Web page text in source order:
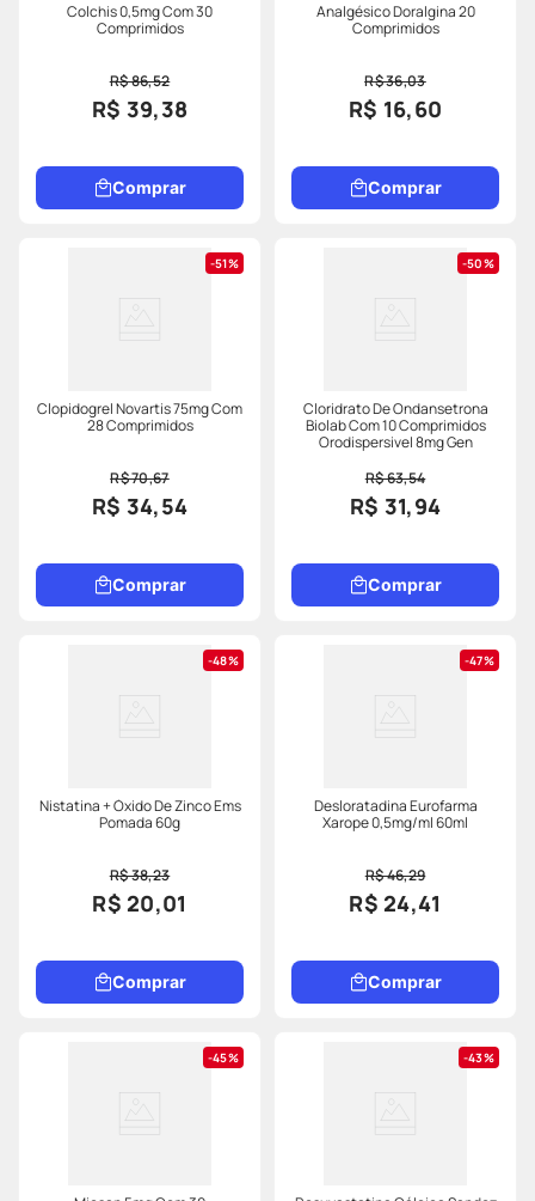
Colchis 0,5mg Com 30
Comprimidos
R$ 86,52
R$ 39,38
Comprar
Analgésico Doralgina 20
Comprimidos
R$ 36,03
R$ 16,60
Comprar
51%
Clopidogrel Novartis 75mg Com
28 Comprimidos
R$ 70,67
R$ 34,54
Comprar
50%
Cloridrato De Ondansetrona
Biolab Com 10 Comprimidos
Orodispersivel 8mg Gen
R$ 63,54
R$ 31,94
Comprar
48%
Nistatina + Óxido De Zinco Ems
Pomada 60g
R$ 38,23
R$ 20,01
Comprar
47%
Desloratadina Eurofarma
Xarope 0,5mg/ml 60ml
R$ 46,29
R$ 24,41
Comprar
45% 43%